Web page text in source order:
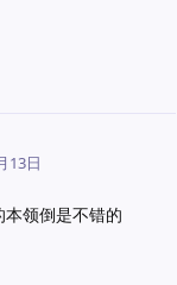
13日
领倒是不错的